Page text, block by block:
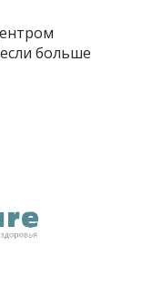
больше